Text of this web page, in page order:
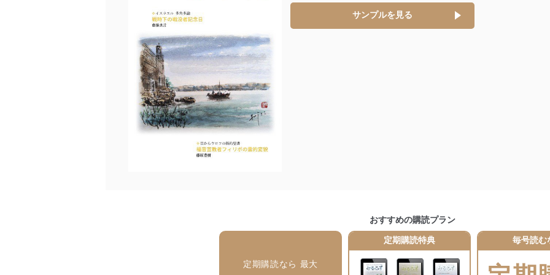
個人情報保護マネジメントシステムの継続的改善
当社は、内部監査及びマネジメントレビューの機会を通じて、個人情報保護マネジメントシステム
の状態を維持します。
苦情及び相談受付け窓口
貴殿の個人情報及び当社の個人情報保護マネジメントシステムに関するご相談及び苦情については
適切、かつ迅速に対応させていただきます。
株式会社富士山マガジンサービス 個人情報問い合わせ係
TEL：0570-200-223
個人情報の取扱いについて
サンプルを見る
おすすめの購読プラン
定期購読なら 最大
定期購読特典 毎号読む